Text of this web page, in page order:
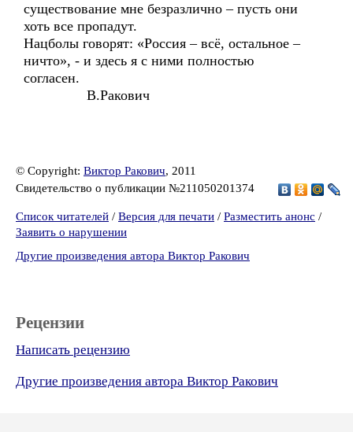
существование мне безразлично – пусть они
хоть все пропадут.
Нацболы говорят: «Россия – всё, остальное –
ничто», - и здесь я с ними полностью
согласен.
В.Ракович
© Copyright: Виктор Ракович, 2011
Свидетельство о публикации №211050201374
Список читателей / Версия для печати / Разместить анонс /
Заявить о нарушении
Другие произведения автора Виктор Ракович
Рецензии
Написать рецензию
Другие произведения автора Виктор Ракович